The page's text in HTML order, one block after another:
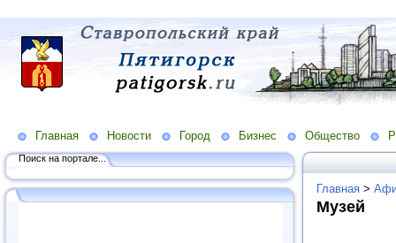
Главная Новости Город Бизнес Общество
Поиск на портале...
Главная >
Музей